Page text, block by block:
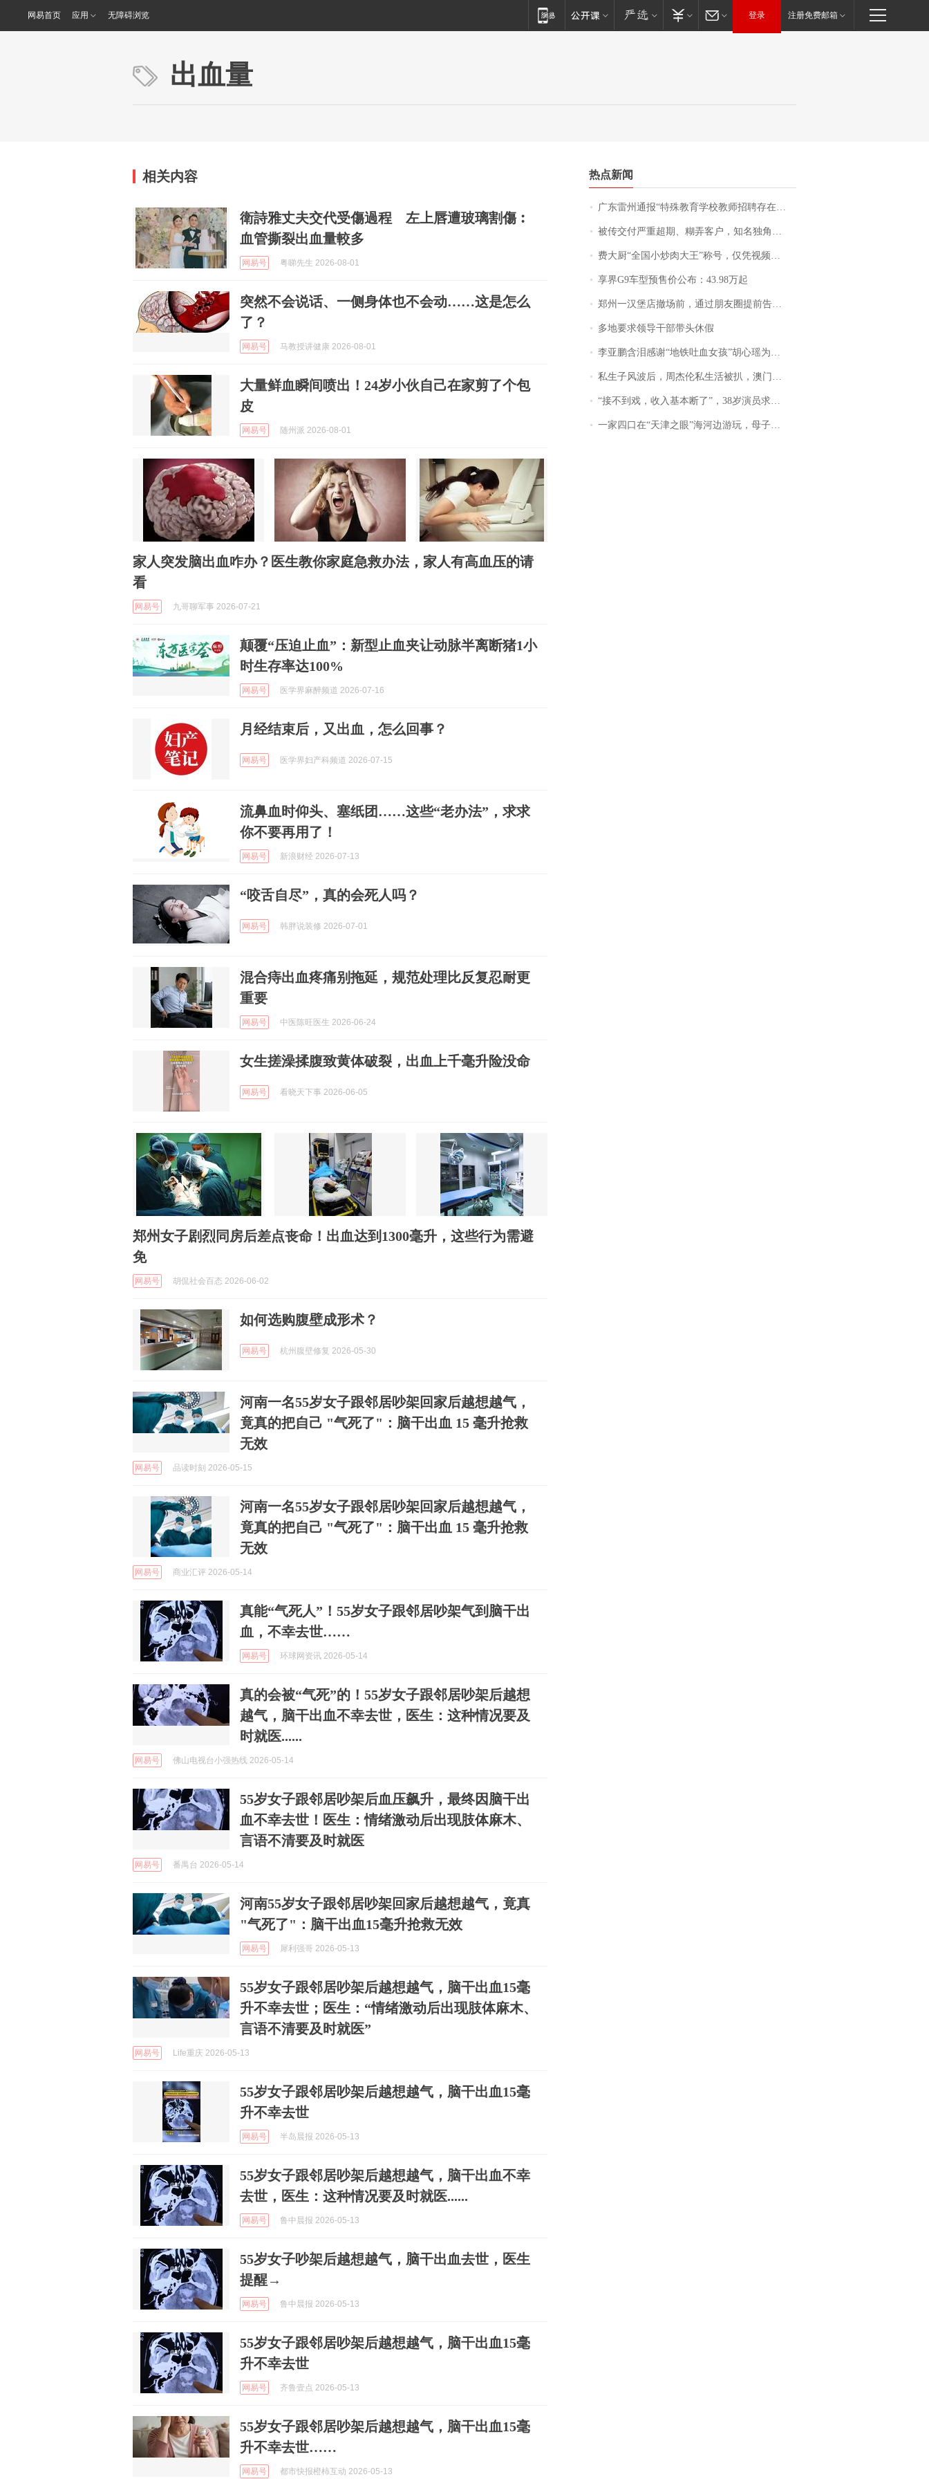
网易首页 应用 无障碍浏览 登录 注册免费邮箱
出血量
相关内容
衛詩雅丈夫交代受傷過程 左上唇遭玻璃割傷︰
血管撕裂出血量較多
网易号 粤睇先生 2026-08-01
突然不会说话、一侧身体也不会动……这是怎么
了？
网易号 马教授讲健康 2026-08-01
大量鲜血瞬间喷出！24岁小伙自己在家剪了个包
皮
网易号 随州派 2026-08-01
家人突发脑出血咋办？医生教你家庭急救办法，家人有高血压的请
看
网易号 九哥聊军事 2026-07-21
颠覆“压迫止血”：新型止血夹让动脉半离断猪1小
时生存率达100%
网易号 医学界麻醉频道 2026-07-16
月经结束后，又出血，怎么回事？
网易号 医学界妇产科频道 2026-07-15
流鼻血时仰头、塞纸团……这些“老办法”，求求
你不要再用了！
网易号 新浪财经 2026-07-13
“咬舌自尽”，真的会死人吗？
网易号 韩胖说装修 2026-07-01
混合痔出血疼痛别拖延，规范处理比反复忍耐更
重要
网易号 中医陈旺医生 2026-06-24
女生搓澡揉腹致黄体破裂，出血上千毫升险没命
网易号 看晓天下事 2026-06-05
郑州女子剧烈同房后差点丧命！出血达到1300毫升，这些行为需避
免
网易号 胡侃社会百态 2026-06-02
如何选购腹壁成形术？
网易号 杭州腹壁修复 2026-05-30
河南一名55岁女子跟邻居吵架回家后越想越气，
竟真的把自己 "气死了"：脑干出血 15 毫升抢救
无效
网易号 品读时刻 2026-05-15
河南一名55岁女子跟邻居吵架回家后越想越气，
竟真的把自己 "气死了"：脑干出血 15 毫升抢救
无效
网易号 商业汇评 2026-05-14
真能“气死人”！55岁女子跟邻居吵架气到脑干出
血，不幸去世……
网易号 环球网资讯 2026-05-14
真的会被“气死”的！55岁女子跟邻居吵架后越想
越气，脑干出血不幸去世，医生：这种情况要及
时就医......
网易号 佛山电视台小强热线 2026-05-14
55岁女子跟邻居吵架后血压飙升，最终因脑干出
血不幸去世！医生：情绪激动后出现肢体麻木、
言语不清要及时就医
网易号 番禺台 2026-05-14
河南55岁女子跟邻居吵架回家后越想越气，竟真
"气死了"：脑干出血15毫升抢救无效
网易号 犀利强哥 2026-05-13
55岁女子跟邻居吵架后越想越气，脑干出血15毫
升不幸去世；医生：“情绪激动后出现肢体麻木、
言语不清要及时就医”
网易号 Life重庆 2026-05-13
55岁女子跟邻居吵架后越想越气，脑干出血15毫
升不幸去世
网易号 半岛晨报 2026-05-13
55岁女子跟邻居吵架后越想越气，脑干出血不幸
去世，医生：这种情况要及时就医......
网易号 鲁中晨报 2026-05-13
55岁女子吵架后越想越气，脑干出血去世，医生
提醒→
网易号 鲁中晨报 2026-05-13
55岁女子跟邻居吵架后越想越气，脑干出血15毫
升不幸去世
网易号 齐鲁壹点 2026-05-13
55岁女子跟邻居吵架后越想越气，脑干出血15毫
升不幸去世……
网易号 都市快报橙柿互动 2026-05-13
热点新闻
广东雷州通报“特殊教育学校教师招聘存在违规行为”：已启动问责程序 副校长被停职
被传交付严重超期、糊弄客户，知名独角兽车企创始人回应：都没证据，将依法采取措施，“本人长期与美国交管局保持沟通，对方表示肯定”
费大厨“全国小炒肉大王”称号，仅凭视频评出？中国烹饪协会回应
享界G9车型预售价公布：43.98万起
郑州一汉堡店撤场前，通过朋友圈提前告知逐一退费，有顾客仅剩1元也全被退回，分文不少；顾客：言而有信，让人感动
多地要求领导干部带头休假
李亚鹏含泪感谢“地铁吐血女孩”胡心瑶为嫣然天使捐99999元：这份捐赠太沉重，尊重其捐赠意愿，个人向胡心瑶和她的病友之家各捐赠99999元
私生子风波后，周杰伦私生活被扒，澳门输10亿传闻早已经水落石出
“接不到戏，收入基本断了”，38岁演员求职景区NPC：工作量断崖式下跌，留给我试错的时间不多了
一家四口在“天津之眼”海河边游玩，母子俩不幸溺亡